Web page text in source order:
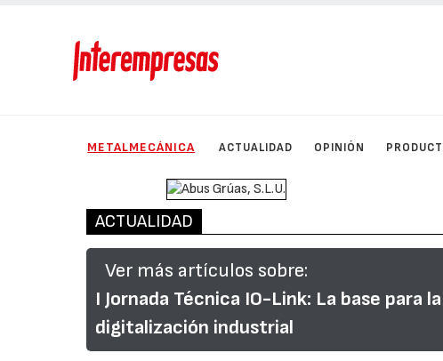
METALMECÁNICA ACTUALIDAD OPINIÓN
ACTUALIDAD
Ver más artículos sobre:
I Jornada Técnica IO-Link: La base para
digitalización industrial